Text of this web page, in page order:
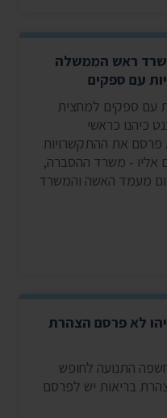
ראש הממשלה
עם ספקים
עם ספקים למחצית
ובנט כיהנו כראשי
את ההתקשרויות
אליו - משרד ההסברה,
מעמד האשה והמשרד
לא פרסם הצהרת
התנועה לחופש
קובע כי הצהרת בריאות יש לפרסם